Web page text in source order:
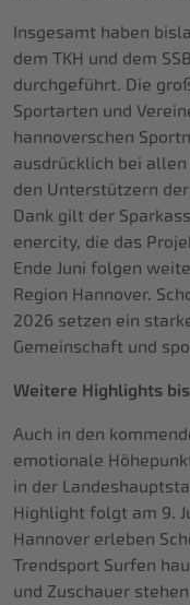
Insgesamt haben
dem TKH und dem
durchgeführt. Die
Sportarten und
hannoverschen
ausdrücklich bei
den Unterstützern
Dank gilt der
enercity, die das
Ende Juni folgen
Region Hannover.
2026 setzen ein
Gemeinschaft und
Weitere Highlights
Auch in den
emotionale
in der
Highlight folgt am 9.
Hannover erleben
Trendsport Surfen
und Zuschauer